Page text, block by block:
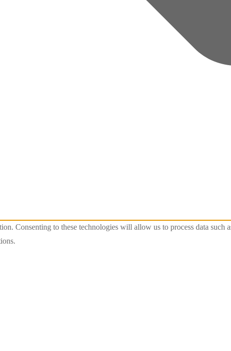
Consenting to these technologies will allow us to process data such